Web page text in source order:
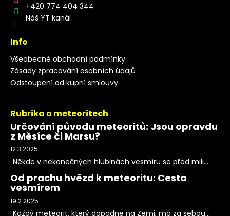
+420 774 404 344
Náš YT kanál
Info
Všeobecné obchodní podmínky
Zásady zpracování osobních údajů
Odstoupení od kupní smlouvy
Rubrika o meteoritech
Určování původu meteoritů: Jsou opravdu
z Měsíce či Marsu?
12.3.2025
Někde v nekonečných hlubinách vesmíru se před mili...
Od prachu hvězd k meteoritu: Cesta
vesmírem
19.2.2025
Každý meteorit, který dopadne na Zemi, má za sebou...